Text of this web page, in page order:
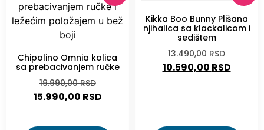
Chipolino Omnia kolica
sa prebacivanjem ručke
19.990,00RSD
15.990,00 RSD
Kikka Boo Bunny Plišana
njihalica sa klackalicom i
sedištem
13.490,00RSD
10.590,00 RSD